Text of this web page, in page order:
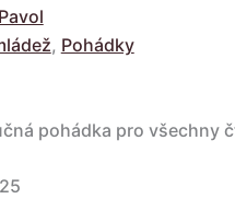
, Pohádky
pohádka pro všechny